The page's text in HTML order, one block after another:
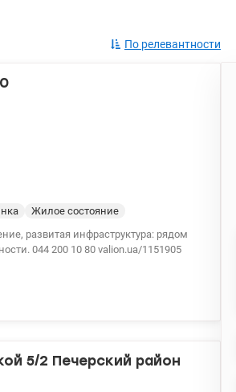
По релевантности
Жилое состояние
развитая инфраструктура: рядом
044 200 10 80 valion.ua/1151905
5/2 Печерский район